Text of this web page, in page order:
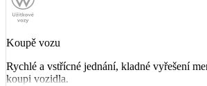
Koupě vozu
Rychlé a vstřícné jednání, kladné vyřešení
koupi vozidla.